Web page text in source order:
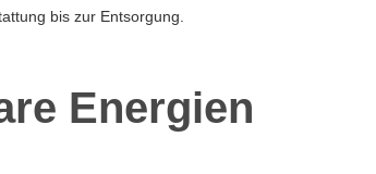
bis zur Entsorgung.
Energien